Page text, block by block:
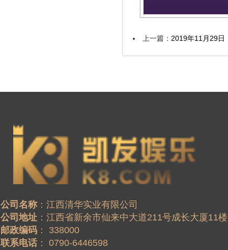
上一篇： 2019年11月29日
公司名称
公司地址
邮政编码
联系电话